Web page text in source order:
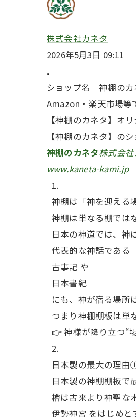
株式会社カネタ
2026年5月3日 09:11
ショップ名 神棚の
Amazon・楽天市場等
【神棚のカネタ】オ
【神棚のカネタ】の
神棚のカネタ株式会
www.kaneta-kami.jp
神棚は「神を迎える
神棚は単なる棚では
日本の神道では、神
代表的な神話である
古事記 や
日本書紀
にも、神が宿る場所
つまり神棚棚板は単
👉 神様が降り立つ“
日本製の最大の理由
日本製の神棚棚板で
檜は古来より神聖な
伊勢神宮 をはじめと